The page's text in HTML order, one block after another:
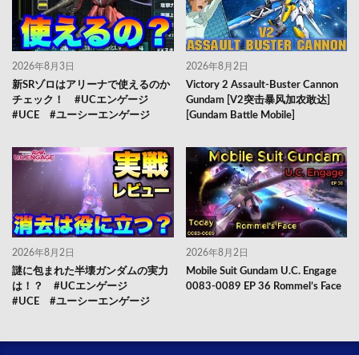
2026年8月3日
新SRゾロはアリーナで使えるのか
チェック！ #UCエンゲージ
#UCE #ユーシーエンゲージ
2026年8月2日
Victory 2 Assault-Buster Cannon
Gundam [V2突击暴风加农敢达]
[Gundam Battle Mobile]
2026年8月2日
謎に包まれた半壊ガンダムの実力
は！？ #UCエンゲージ
#UCE #ユーシーエンゲージ
2026年8月2日
Mobile Suit Gundam U.C. Engage
0083-0089 EP 36 Rommel’s Face